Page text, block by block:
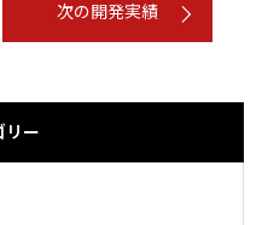
次の開発実績
リー